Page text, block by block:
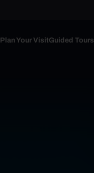
Plan Your VisitGuided Tours